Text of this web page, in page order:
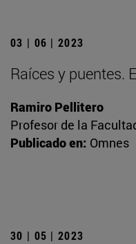
03 | 06 | 2023
Raíces y puentes.
Ramiro Pellitero
Profesor de la
Publicado en: Omnes
30 | 05 | 2023